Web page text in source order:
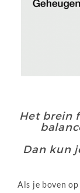
Het brein
Dan kun
Als je boven